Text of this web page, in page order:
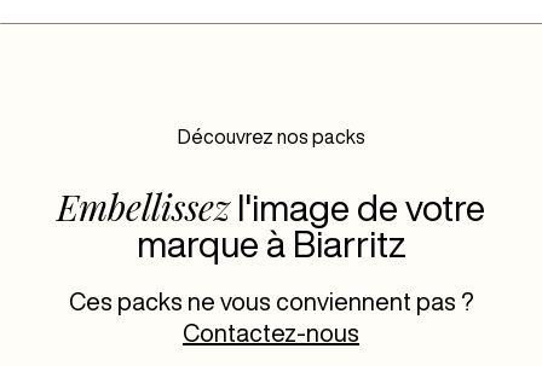
Découvrez nos packs
Embellissezl'image de votre
marque à Biarritz
Ces packs ne vous conviennent pas ?
Contactez-nous